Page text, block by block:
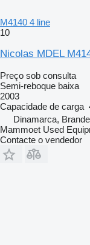
M4140 4 line
10
Nicolas MDEL
Preço sob consulta
Semi-reboque baixa
2003
Capacidade de carga
Dinamarca, Brande
Mammoet Used
Contacte o vendedor